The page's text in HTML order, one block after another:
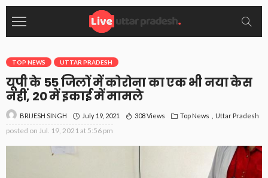
TOP NEWS UTTAR PRADESH
यूपी के 55 जिलों में कोरोना का एक भी नया केस
नहीं, 20 में इकाई में मामले
BRIJESH SINGH July 19, 2021 308 Views Top News Uttar Pradesh
posted on Jul. 19, 2021 at 5:56 pm